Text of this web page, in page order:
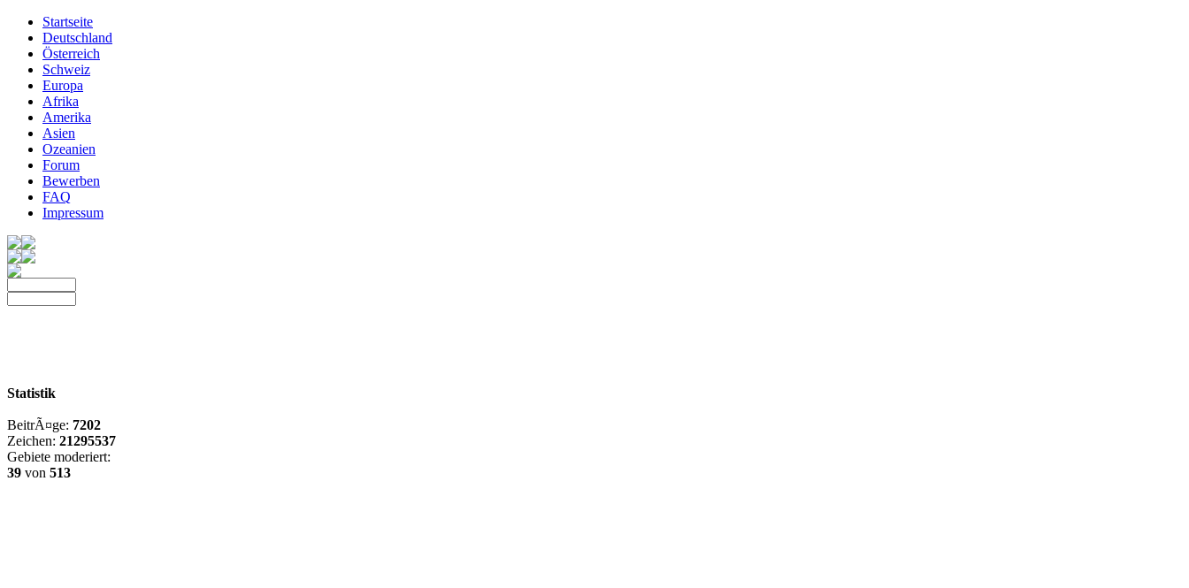
Startseite
Deutschland
Österreich
Schweiz
Europa
Afrika
Amerika
Asien
Ozeanien
Forum
Bewerben
FAQ
Impressum
Statistik
BeitrÃ¤ge: 7202
Zeichen: 21295537
Gebiete moderiert:
39 von 513